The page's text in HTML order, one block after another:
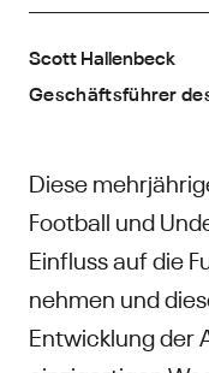
Scott Hallenbeck
Geschäftsführer
Diese
Football und
Einfluss auf die
nehmen und
Entwicklung der